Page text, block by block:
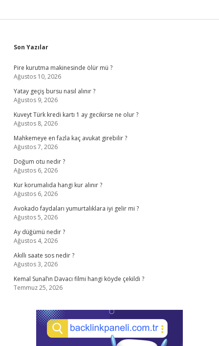
Sidebar
Son Yazılar
Pire kurutma makinesinde ölür mü ?
Ağustos 10, 2026
Yatay geçiş bursu nasıl alınır ?
Ağustos 9, 2026
Kuveyt Türk kredi kartı 1 ay gecikirse ne olur ?
Ağustos 8, 2026
Mahkemeye en fazla kaç avukat girebilir ?
Ağustos 7, 2026
Doğum otu nedir ?
Ağustos 6, 2026
Kur korumalıda hangi kur alınır ?
Ağustos 6, 2026
Avokado faydaları yumurtalıklara iyi gelir mi ?
Ağustos 5, 2026
Ay düğümü nedir ?
Ağustos 4, 2026
Akıllı saate sos nedir ?
Ağustos 3, 2026
Kemal Sunal’ın Davacı filmi hangi köyde çekildi ?
Temmuz 25, 2026